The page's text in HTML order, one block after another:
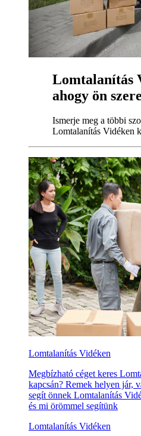
Lomtalanítás
ahogy ön
Ismerje meg a többi
Lomtalanítás Vidéken
Lomtalanítás Vidéken
Megbízható céget keres
kapcsán? Remek helyen jár,
segít önnek Lomtalanítás
és mi örömmel segítünk
Lomtalanítás Vidéken